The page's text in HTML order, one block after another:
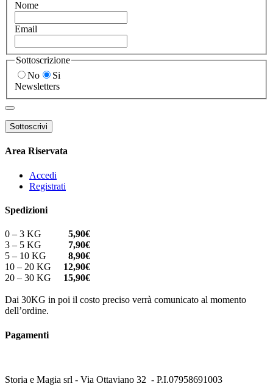
Nome
Email
Sottoscrizione
No
Si
Newsletters
Area Riservata
Accedi
Registrati
Spedizioni
0 – 3 KG 5,90€
3 – 5 KG 7,90€
5 – 10 KG 8,90€
10 – 20 KG 12,90€
20 – 30 KG 15,90€
Dai 30KG in poi il costo preciso verrà comunicato al momento
dell’ordine.
Pagamenti
Storia e Magia srl - Via Ottaviano 32 - P.I.07958691003